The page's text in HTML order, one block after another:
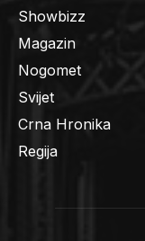
Showbizz
Magazin
Nogomet
Svijet
Crna Hronika
Regija